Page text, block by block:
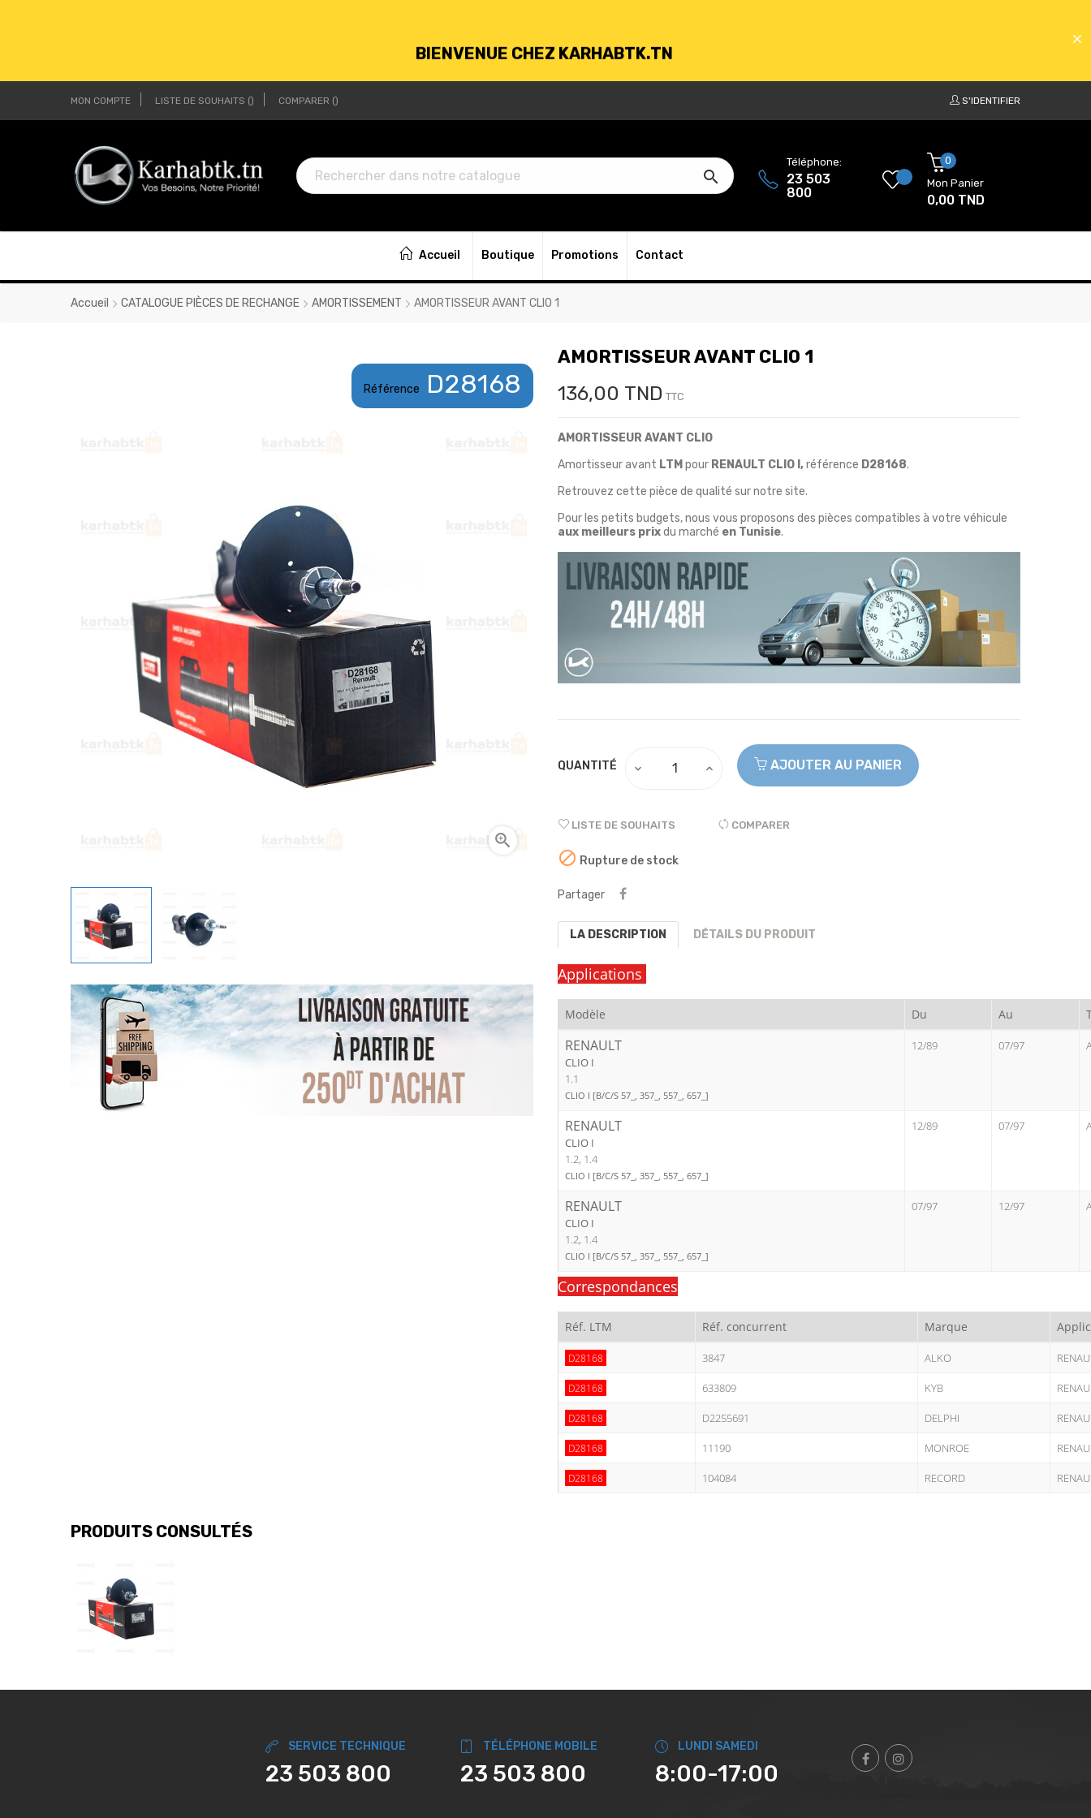
LIVRAISON GRATUITE À PARTIR DE 250DT D'ACHATS
BIENVENUE CHEZ KARHABTK.TN
LIVRAISON GRATUITE À PARTIR DE 250DT D'ACHATS
MON COMPTE LISTE DE SOUHAITS COMPARER S'IDENTIFIER

Téléphone:
23 503
800
0
Mon Panier
0,00 TND
Accueil Boutique Promotions Contact
Accueil CATALOGUE PIÈCES DE RECHANGE AMORTISSEMENT AMORTISSEUR AVANT CLIO 1
Référence D28168

AMORTISSEUR AVANT CLIO 1
136,00 TND TTC
AMORTISSEUR AVANT CLIO
Amortisseur avant LTM pour RENAULT CLIO I,référence D28168.
Retrouvez cette pièce de qualité sur notre site.
Pour les petits budgets, nous vous proposons des pièces compatibles à votre véhicule
aux meilleurs prixdu marché en Tunisie.
QUANTITÉ AJOUTER AU PANIER
LISTE DE SOUHAITS COMPARER
 Rupture de stock
Partager
LA DESCRIPTION DÉTAILS DU PRODUIT
Applications
Modèle Du Au
RENAULT
CLIO I
1.1
CLIO I [B/C/S 57_, 357_, 557_, 657_]
12/89 07/97
RENAULT
CLIO I
1.2, 1.4
CLIO I [B/C/S 57_, 357_, 557_, 657_]
12/89 07/97
RENAULT
CLIO I
1.2, 1.4
CLIO I [B/C/S 57_, 357_, 557_, 657_]
07/97 12/97
Correspondances
Réf. LTM Réf. concurrent Marque
D28168 3847 ALKO
D28168 633809 KYB
D28168 D2255691 DELPHI
D28168 11190 MONROE
D28168 104084 RECORD
PRODUITS CONSULTÉS
SERVICE TECHNIQUE
23 503 800
TÉLÉPHONE MOBILE
23 503 800
LUNDI SAMEDI
8:00-17:00